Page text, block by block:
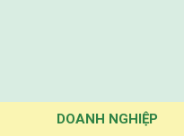
DOANH NGHIỆP